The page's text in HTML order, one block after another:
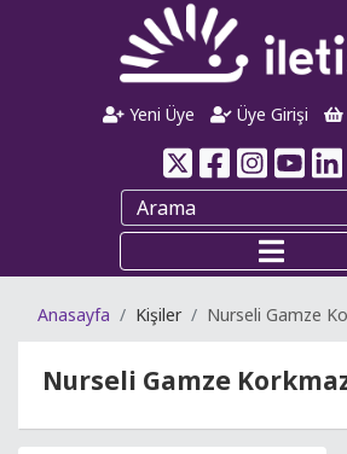
Yeni Üye Üye Girişi
Anasayfa Kişiler Nurseli Gamze
Nurseli Gamze